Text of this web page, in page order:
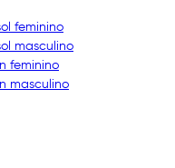
feminino
masculino
feminino
masculino